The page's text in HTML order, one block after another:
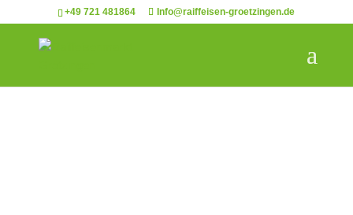
+49 721 481864 Info@raiffeisen-groetzingen.de